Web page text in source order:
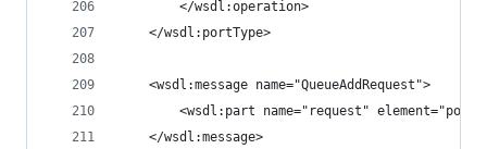
        </wsdl:operation>
    </wsdl:portType>
    <wsdl:message name="QueueAddRequest">
<wsdl:part name="request"
    </wsdl:message>